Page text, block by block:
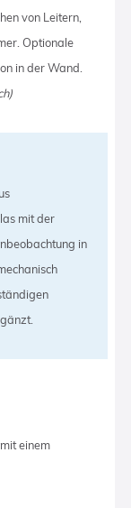
von Leitern,
Optionale
in der Wand.
mit der
in
einem